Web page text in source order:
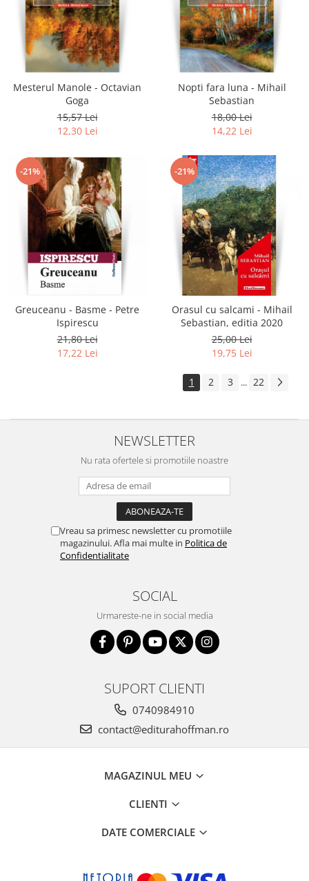
Mesterul Manole - Octavian
Goga
15,57 Lei
12,30 Lei
Nopti fara luna - Mihail
Sebastian
18,00 Lei
14,22 Lei
-21%
Greuceanu - Basme - Petre
Ispirescu
21,80 Lei
17,22 Lei
-21%
Orasul cu salcami - Mihail
Sebastian, editia 2020
25,00 Lei
19,75 Lei
1 2 3 ... 22
NEWSLETTER
Nu rata ofertele si promotiile noastre
Vreau sa primesc newsletter cu promotiile
magazinului. Afla mai multe in Politica de
Confidentialitate
SOCIAL
Urmareste-ne in social media
SUPORT CLIENTI
0740984910
contact@editurahoffman.ro
MAGAZINUL MEU
CLIENTI
DATE COMERCIALE